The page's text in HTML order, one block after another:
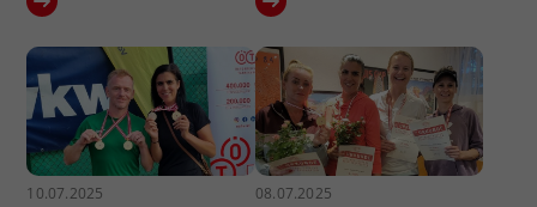
10.07.2025 08.07.2025